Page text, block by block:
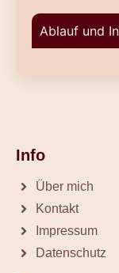
Ablauf und
Info
Über mich
Kontakt
Impressum
Datenschutz